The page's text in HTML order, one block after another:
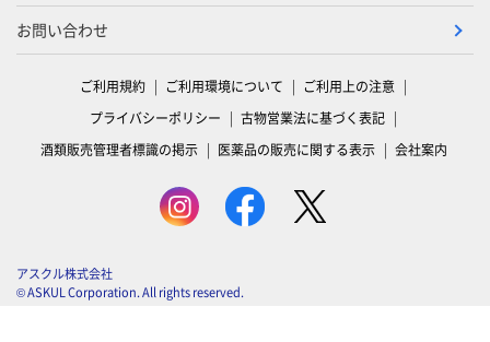
お問い合わせ
ご利用規約 ご利用環境について
ご利用上の注意
プライバシーポリシー
古物営業法に基づく表記
酒類販売管理者標識の掲示
医薬品の販売に関する表示 会社案内
アスクル株式会社
© ASKUL Corporation. All rights reserved.